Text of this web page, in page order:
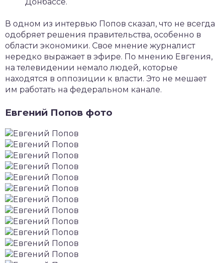
В одном из интервью Попов сказал, что не всегда
одобряет решения правительства, особенно в
области экономики. Свое мнение журналист
нередко выражает в эфире. По мнению Евгения,
на телевидении немало людей, которые
находятся в оппозиции к власти. Это не мешает
им работать на федеральном канале.
Евгений Попов фото